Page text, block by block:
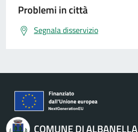
Problemi in città
Segnala disservizio
COMUNE DI ALBANELLA